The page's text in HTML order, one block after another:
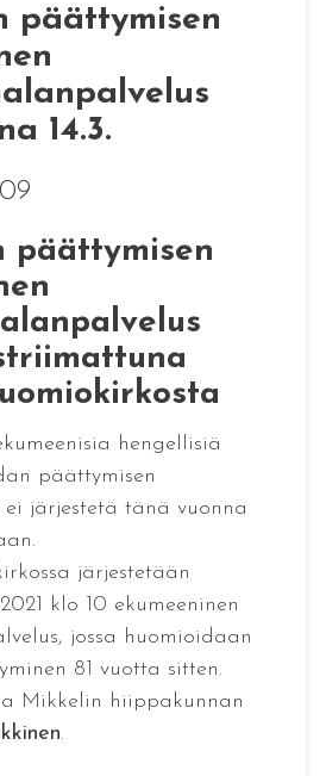
päättymisen
14.3.
päättymisen
hengellisiä
päättymisen
järjestetä tänä vuonna
järjestetään
klo 10 ekumeeninen
jossa huomioidaan
81 vuotta sitten.
Mikkelin hiippakunnan
.